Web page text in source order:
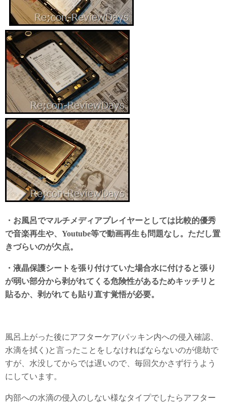
・お風呂でマルチメディアプレイヤーとしては比較的優秀
で音楽再生や、Youtube等で動画再生も問題なし。ただし置
きづらいのが欠点。
・液晶保護シートを張り付けていた場合水に付けると張り
が弱い部分から剥がれてくる危険性があるためキッチリと
貼るか、剥がれても貼り直す覚悟が必要。
風呂上がった後にアフターケア(パッキン内への侵入確認、
水滴を拭く)と言ったことをしなければならないのが億劫で
すが、水没してからでは遅いので、毎回欠かさず行うよう
にしています。
内部への水滴の侵入のしない様なタイプでしたらアフター